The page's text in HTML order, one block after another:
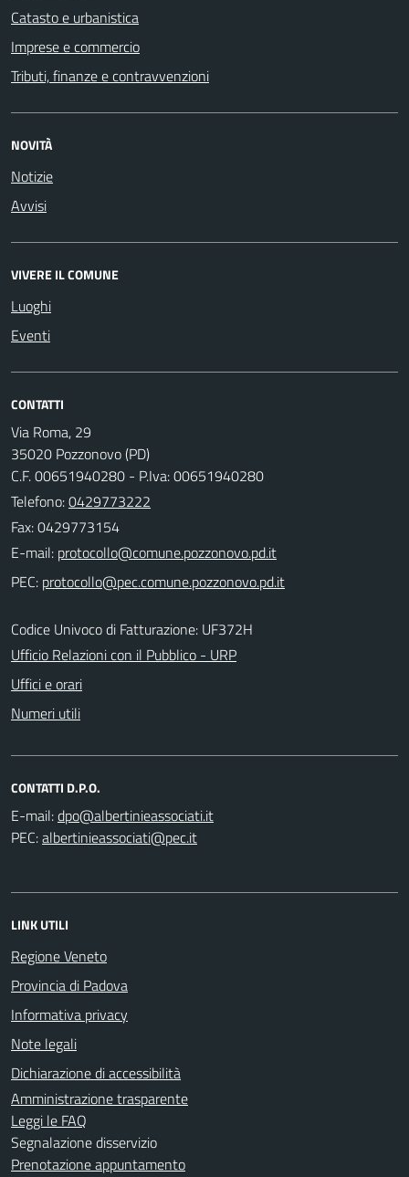
Catasto e urbanistica
Imprese e commercio
Tributi, finanze e contravvenzioni
NOVITÀ
Notizie
Avvisi
VIVERE IL COMUNE
Luoghi
Eventi
CONTATTI
Via Roma, 29
35020 Pozzonovo (PD)
C.F. 00651940280 - P.Iva: 00651940280
Telefono:0429773222
Fax: 0429773154
E-mail:
PEC:
Codice Univoco di Fatturazione: UF372H
Ufficio Relazioni con il Pubblico - URP
Uffici e orari
Numeri utili
CONTATTI D.P.O.
E-mail:
PEC:
LINK UTILI
Regione Veneto
Provincia di Padova
Informativa privacy
Note legali
Dichiarazione di accessibilità
Amministrazione trasparente
Leggi le FAQ
Segnalazione disservizio
Prenotazione appuntamento